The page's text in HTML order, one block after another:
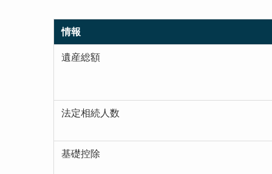
情報
遺産総額
法定相続人数
基礎控除